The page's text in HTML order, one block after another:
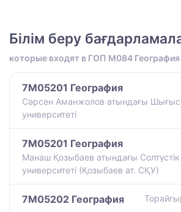
Білім беру
которые входят в ГОП M084 География
7M05201 География
Сәрсен Аманжолов атындағы Шығыс
университеті
7M05201 География
Манаш Қозыбаев атындағы
университеті (Қозыбаев ат. СҚУ)
7M05202 География